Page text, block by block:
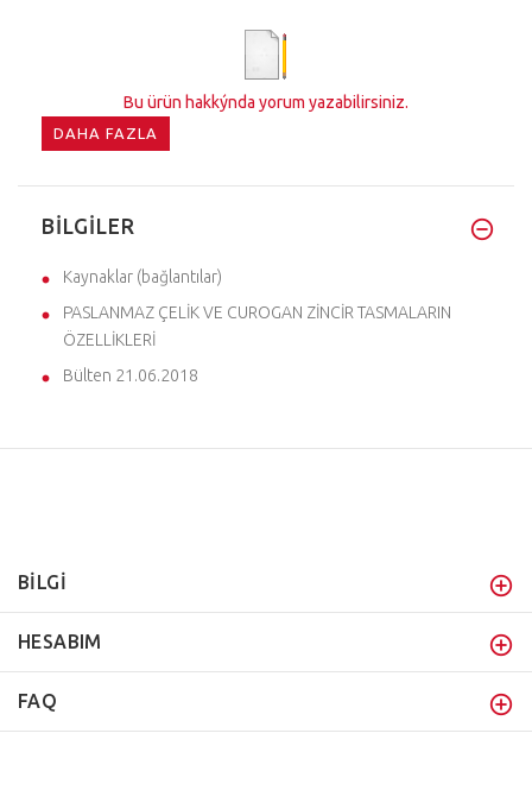
Bu ürün hakkýnda yorum yazabilirsiniz.
DAHA FAZLA
BILGILER
Kaynaklar (bağlantılar)
PASLANMAZ ÇELİK VE CUROGAN ZİNCİR TASMALARIN
ÖZELLİKLERİ
Bülten 21.06.2018
BİLGİ
HESABIM
FAQ